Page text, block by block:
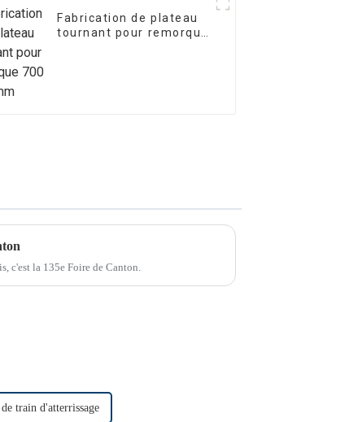
Fabrication de plateau
tournant pour remorque
c'est la 135e Foire de Canton.
train d'atterrissage